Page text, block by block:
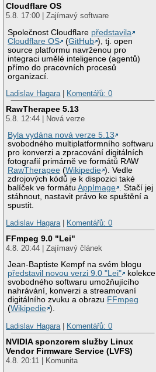
Cloudflare OS
5.8. 17:00 | Zajímavý software
Společnost Cloudflare představila
Cloudflare OS
(GitHub ), tj. open
source platformu navrženou pro
integraci umělé inteligence (agentů)
přímo do pracovních procesů
organizací.
Ladislav Hagara| Komentářů: 0
RawTherapee 5.13
5.8. 12:44 | Nová verze
Byla vydána nová verze 5.13
svobodného multiplatformního softwaru
pro konverzi a zpracování digitálních
fotografií primárně ve formátů RAW
RawTherapee (Wikipedie ). Vedle
zdrojových kódů je k dispozici také
balíček ve formátuAppImage . Stačí jej
stáhnout, nastavit právo ke spuštění a
spustit.
Ladislav Hagara| Komentářů: 0
FFmpeg 9.0 "Lei"
4.8. 20:44 | Zajímavý článek
Jean-Baptiste Kempf na svém blogu
představil novou verzi 9.0 "Lei"
kolekce
svobodného softwaru umožňujícího
nahrávání, konverzi a streamovaní
digitálního zvuku a obrazu FFmpeg
(Wikipedie ).
Ladislav Hagara| Komentářů: 0
NVIDIA sponzorem služby Linux
Vendor Firmware Service (LVFS)
4.8. 20:11 | Komunita